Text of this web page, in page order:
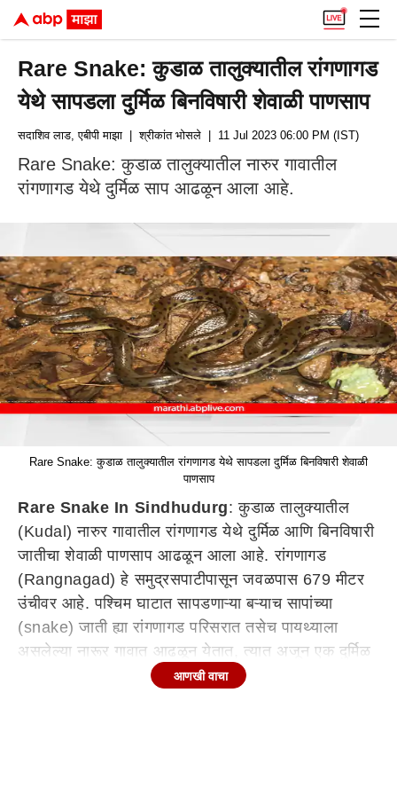
Rare Snake: कुडाळ तालुक्यातील रांगणागड
येथे सापडला दुर्मिळ बिनविषारी शेवाळी पाणसाप
सदाशिव लाड, एबीपी माझा | श्रीकांत भोसले | 11 Jul 2023 06:00 PM (IST)
Rare Snake: कुडाळ तालुक्यातील नारुर गावातील
रांगणागड येथे दुर्मिळ साप आढळून आला आहे.
Rare Snake: कुडाळ तालुक्यातील रांगणागड येथे सापडला दुर्मिळ बिनविषारी शेवाळी
पाणसाप
Rare Snake In Sindhudurg: कुडाळ तालुक्यातील
(Kudal) नारुर गावातील रांगणागड येथे दुर्मिळ आणि बिनविषारी
जातीचा शेवाळी पाणसाप आढळून आला आहे. रांगणागड
(Rangnagad) हे समुद्रसपाटीपासून जवळपास 679 मीटर
उंचीवर आहे. पश्चिम घाटात सापडणाऱ्या बऱ्याच सापांच्या
(snake) जाती ह्या रांगणागड परिसरात तसेच पायथ्याला
असलेल्या नारूर गावात आढळून येतात, त्यात अजून एक दुर्मिळ
बिनविषारी साप ऑलिव्ह फॉरेस्ट स्नेक (रॅबडॉप्स एक्वाटिकस)
आणखी वाचा